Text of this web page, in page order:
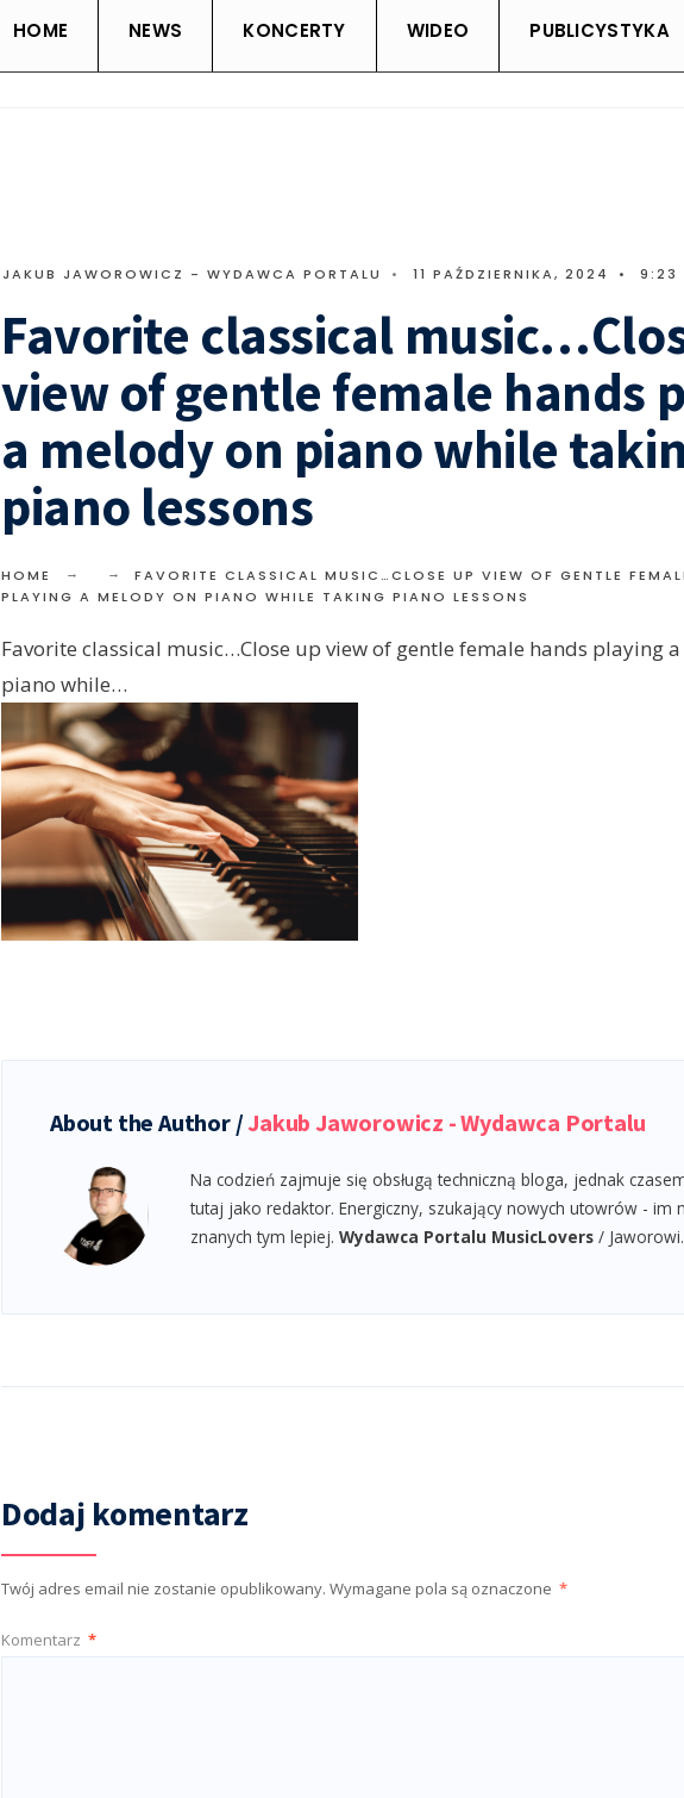
HOME NEWS KONCERTY WIDEO PUBLICYSTYKA
JAKUB JAWOROWICZ - WYDAWCA PORTALU • 11 PAŹDZIERNIKA, 2024 •
9:23
Favorite classical
view of gentle female hands
a melody on piano while
piano lessons
HOME
FAVORITE CLASSICAL MUSIC…CLOSE UP VIEW OF GENTLE
PLAYING A MELODY ON PIANO WHILE TAKING PIANO LESSONS
Favorite classical music…Close up view of gentle female hands playing
piano while…
About the Author /Jakub Jaworowicz - Wydawca Portalu
Na codzień zajmuje się obsługą techniczną bloga, jednak
tutaj jako redaktor. Energiczny, szukający nowych utowrów - im
znanych tym lepiej.Wydawca Portalu MusicLovers /
Dodaj komentarz
Twój adres email nie zostanie opublikowany. Wymagane pola są oznaczone *
Komentarz *